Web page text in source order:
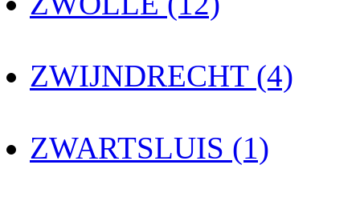
ZWIJNDRECHT (4)
ZWARTSLUIS (1)